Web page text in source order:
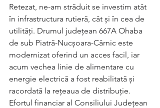
Retezat, ne-am străduit se investim atât
în infrastructura rutieră, cât și în cea de
utilități. Drumul județean 667A Ohaba
de sub Piatră-Nucșoara-Cârnic este
modernizat oferind un acces facil, iar
acum vechea linie de alimentare cu
energie electrică a fost reabilitată și
racordată la rețeaua de distribuție.
Efortul financiar al Consiliului Județean